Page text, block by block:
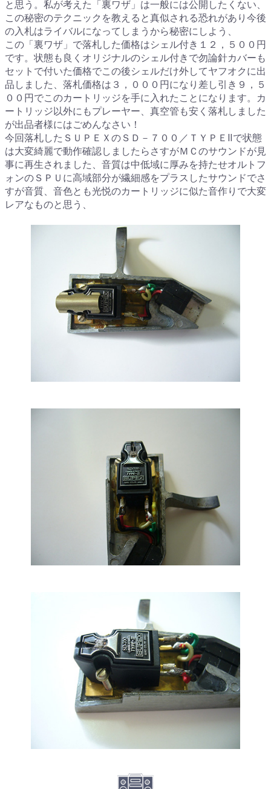
と思う。私が考えた「裏ワザ」は一般には公開したくない、
この秘密のテクニックを教えると真似される恐れがあり今後
の入札はライバルになってしまうから秘密にしよう、
この「裏ワザ」で落札した価格はシェル付き１２，５００円
です。状態も良くオリジナルのシェル付きで勿論針カバーも
セットで付いた価格でこの後シェルだけ外してヤフオクに出
品しました、落札価格は３，０００円になり差し引き９，５
００円でこのカートリッジを手に入れたことになります。カ
ートリッジ以外にもプレーヤー、真空管も安く落札しました
が出品者様にはごめんなさい！
今回落札したＳＵＰＥＸのＳＤ－７００／ＴＹＰＥⅡで状態
は大変綺麗で動作確認しましたらさすがＭＣのサウンドが見
事に再生されました、音質は中低域に厚みを持たせオルトフ
ォンのＳＰＵに高域部分が繊細感をプラスしたサウンドでさ
すが音質、音色とも光悦のカートリッジに似た音作りで大変
レアなものと思う、